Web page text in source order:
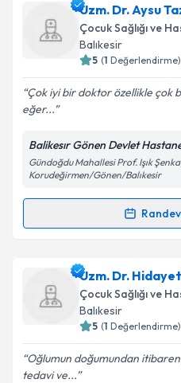
Uzm. Dr. Gülcan Üner
oluşturun. Size bu
takvim hazırlandığında
Kişisel verilerimin
Metni'ni okudum ve
kapsamda
Takvim
Uzm. Dr. Aysu
Çocuk Sağlığı ve
Balıkesir
5 (1 Değerlendirme)
Çok iyi bir doktor özellikle çok
eğer...
Balikesır Gönen Devlet
Gündoğdu Mahallesi Prof. Işık
Korudeğirmen/Gönen/Balıkesir
Randevu Takvimi
Uzm. Dr. Aysu Tazegül
oluşturun. Size bu
takvim hazırlandığında
Uzm. Dr.
Çocuk Sağlığı ve
Balıkesir
5 (1 Değerlendirme)
Oğlumun doğumundan itibaren
tedavi ve...